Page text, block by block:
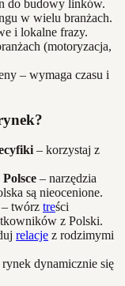
do budowy linków.
w wielu branżach.
i lokalne frazy.
(motoryzacja,
– wymaga czasu i
– korzystaj z
– narzędzia
są nieocenione.
– twórz treści
z Polski.
relacje z rodzimymi
dynamicznie się